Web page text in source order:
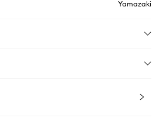
Yamazaki